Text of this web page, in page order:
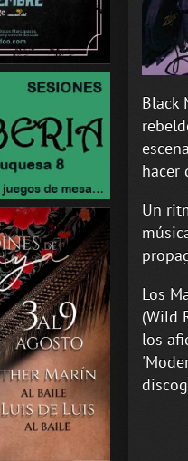
Black
hacer
Un
Los
(Wild
los